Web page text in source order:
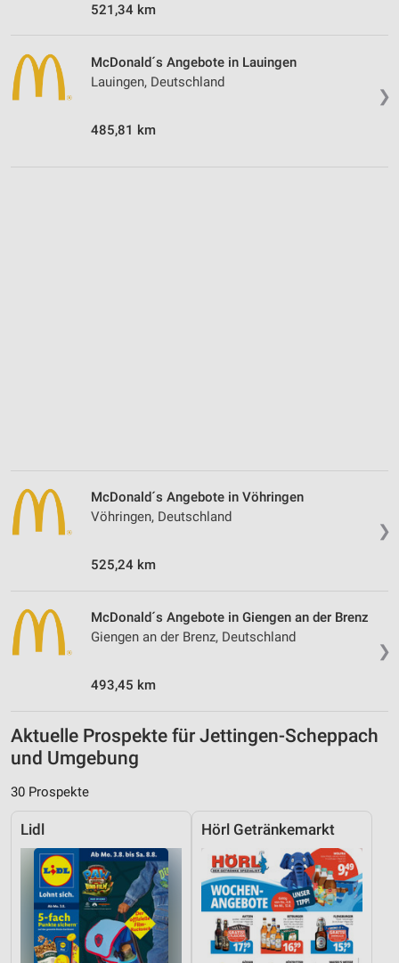
521,34 km
❯
McDonald´s Angebote in Lauingen
Lauingen, Deutschland
485,81 km
❯
McDonald´s Angebote in Vöhringen
Vöhringen, Deutschland
525,24 km
❯
McDonald´s Angebote in Giengen an der Brenz
Giengen an der Brenz, Deutschland
493,45 km
Aktuelle Prospekte für Jettingen-Scheppach
und Umgebung
30 Prospekte
Lidl Hörl Getränkemarkt